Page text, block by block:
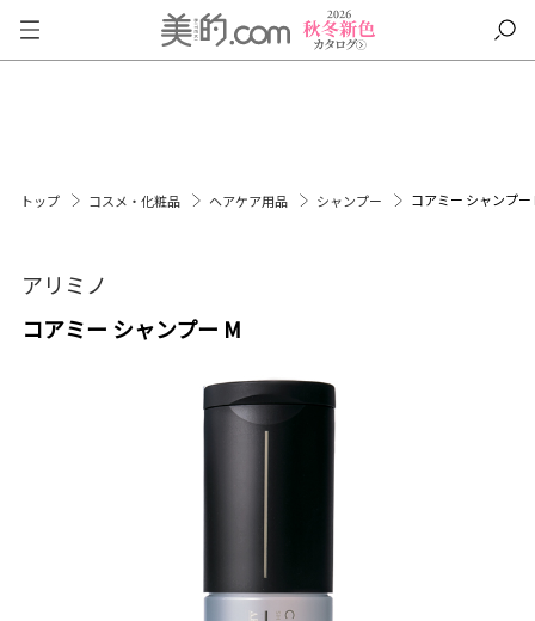
トップ コスメ・化粧品 ヘアケア用品 シャンプー コアミー シャンプー
アリミノ
コアミー シャンプー M